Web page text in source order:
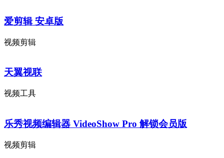
爱剪辑 安卓版
视频剪辑
天翼视联
视频工具
乐秀视频编辑器 VideoShow Pro 解锁会员版
视频剪辑